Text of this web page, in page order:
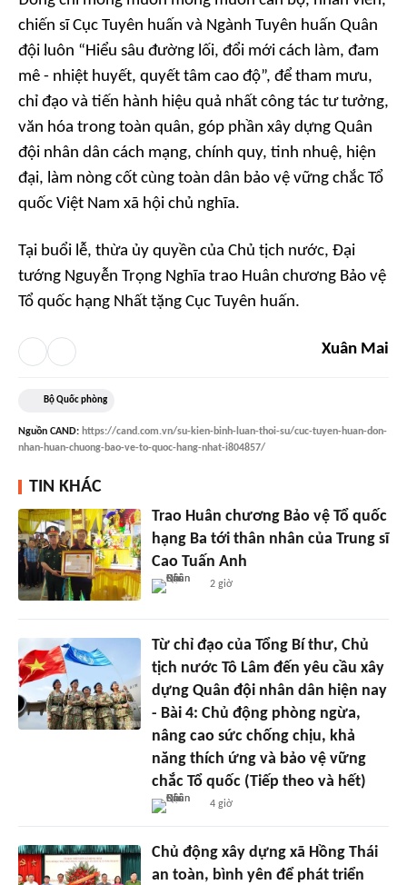
chiến sĩ Cục Tuyên huấn và Ngành Tuyên huấn Quân
đội luôn “Hiểu sâu đường lối, đổi mới cách làm, đam
mê - nhiệt huyết, quyết tâm cao độ”, để tham mưu,
chỉ đạo và tiến hành hiệu quả nhất công tác tư tưởng,
văn hóa trong toàn quân, góp phần xây dựng Quân
đội nhân dân cách mạng, chính quy, tinh nhuệ, hiện
đại, làm nòng cốt cùng toàn dân bảo vệ vững chắc Tổ
quốc Việt Nam xã hội chủ nghĩa.
Tại buổi lễ, thừa ủy quyền của Chủ tịch nước, Đại
tướng Nguyễn Trọng Nghĩa trao Huân chương Bảo vệ
Tổ quốc hạng Nhất tặng Cục Tuyên huấn.
Xuân Mai
Bộ Quốc phòng
Nguồn CAND: https://cand.com.vn/su-kien-binh-luan-thoi-su/cuc-tuyen-huan-don-
nhan-huan-chuong-bao-ve-to-quoc-hang-nhat-i804857/
TIN KHÁC
Trao Huân chương Bảo vệ Tổ quốc
hạng Ba tới thân nhân của Trung sĩ
Cao Tuấn Anh
2 giờ
Từ chỉ đạo của Tổng Bí thư, Chủ
tịch nước Tô Lâm đến yêu cầu xây
dựng Quân đội nhân dân hiện nay
- Bài 4: Chủ động phòng ngừa,
nâng cao sức chống chịu, khả
năng thích ứng và bảo vệ vững
chắc Tổ quốc (Tiếp theo và hết)
4 giờ
Chủ động xây dựng xã Hồng Thái
an toàn, bình yên để phát triển